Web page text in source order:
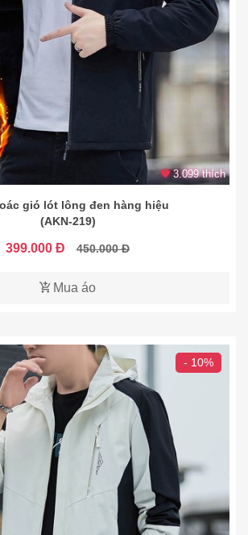
3.099 thích
gió lót lông đen hàng hiệu
(AKN-219)
399.000 Đ 450.000 Đ
Mua áo
- 10%